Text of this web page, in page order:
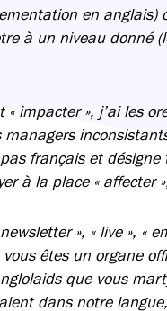
en
à un niveau donné
impacter », j’ai les
français et
à la place « affecter
», « live », «
êtes un organe
que vous
dans notre